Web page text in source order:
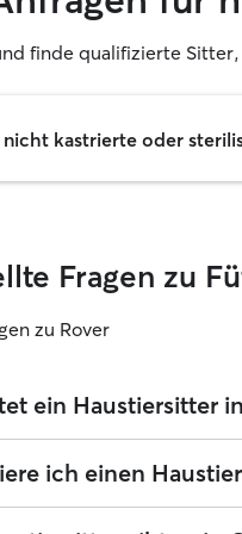
finde qualifizierte
kastrierte oder
Fragen zu
zu Rover
ein Haustiersitter
ihre Preise bei Rover frei
15 pro Nacht,
Buchung an deine
ich einen